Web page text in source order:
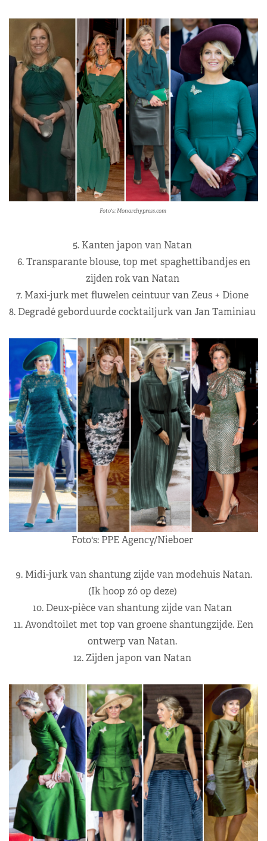
Foto's: Monarchypress.com
5. Kanten japon van Natan
6. Transparante blouse, top met spaghettibandjes en
zijden rok van Natan
7. Maxi-jurk met fluwelen ceintuur van Zeus + Dione
8. Degradé geborduurde cocktailjurk van Jan Taminiau
Foto's: PPE Agency/Nieboer
9. Midi-jurk van shantung zijde van modehuis Natan.
(Ik hoop zó op deze)
10. Deux-pièce van shantung zijde van Natan
11. Avondtoilet met top van groene shantungzijde. Een
ontwerp van Natan.
12. Zijden japon van Natan